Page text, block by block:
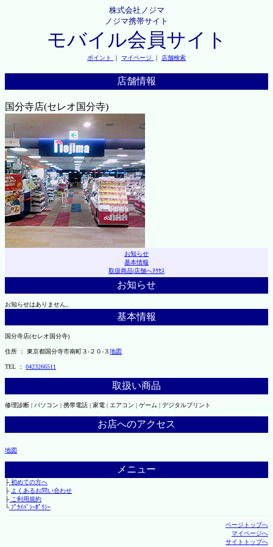
株式会社ノジマ
ノジマ携帯サイト
モバイル会員サイト
ポイント ｜ マイページ ｜ 店舗検索
店舗情報
国分寺店(セレオ国分寺)
お知らせ
基本情報
取扱商品|店舗へｱｸｾｽ
お知らせ
お知らせはありません。
基本情報
国分寺店(セレオ国分寺)
住所 ： 東京都国分寺市南町３-２０-３地図
TEL ： 0423266511
取扱い商品
修理診断 | パソコン | 携帯電話 | 家電 | エアコン | ゲーム | デジタルプリント
お店へのアクセス
地図
メニュー
├初めての方へ
├ よくあるお問い合わせ
├ご利用規約
└ﾌﾟﾗｲﾊﾞｼｰﾎﾟﾘｼｰ
ページトップへ
マイページへ
サイトトップへ